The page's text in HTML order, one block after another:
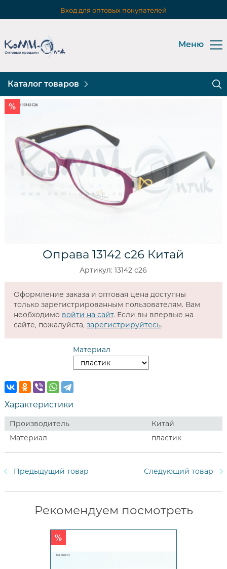
Вход для оптовых покупателей
Меню
Каталог товаров
Оправа 13142 c26 Китай
Артикул: 13142 c26
Оформление заказа и оптовая цена доступны
только зарегистрированным пользователям. Вам
необходимо войти на сайт. Если вы впервые на
сайте, пожалуйста, зарегистрируйтесь.
Материал
Характеристики
Производитель
Китай
Материал
пластик
Предыдущий товар Следующий товар
Рекомендуем посмотреть